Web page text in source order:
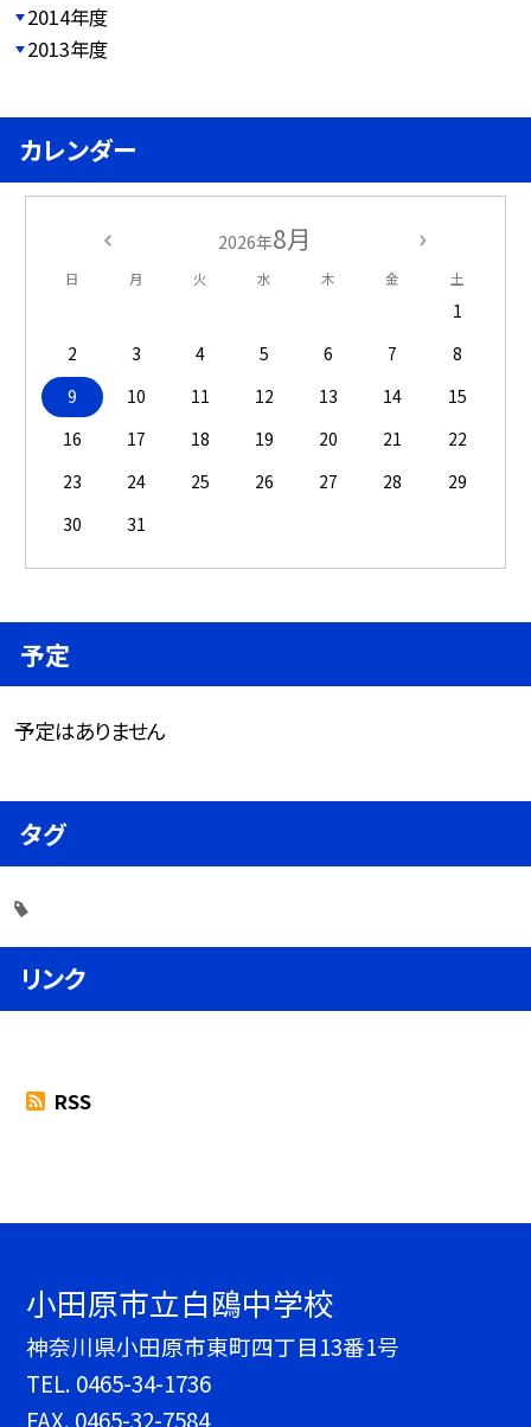
2014年度
2013年度
カレンダー
2026年8月
日 月 火 水 木 金 土
1
2
3 4 5 6 7
8
9
10 11 12 13 14
15
16
17 18 19 20 21
22
23
24 25 26 27 28
29
30
31
予定
予定はありません
タグ
リンク
RSS
小田原市立白鴎中学校
神奈川県小田原市東町四丁目13番1号
TEL. 0465-34-1736
FAX. 0465-32-7584